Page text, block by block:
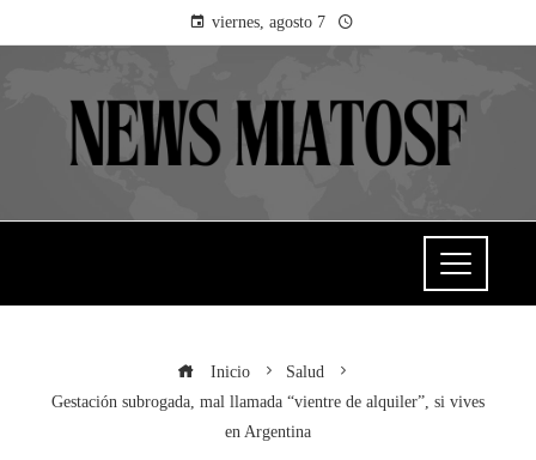
viernes, agosto 7
Inicio
Salud
Gestación subrogada, mal llamada “vientre de alquiler”, si vives
en Argentina